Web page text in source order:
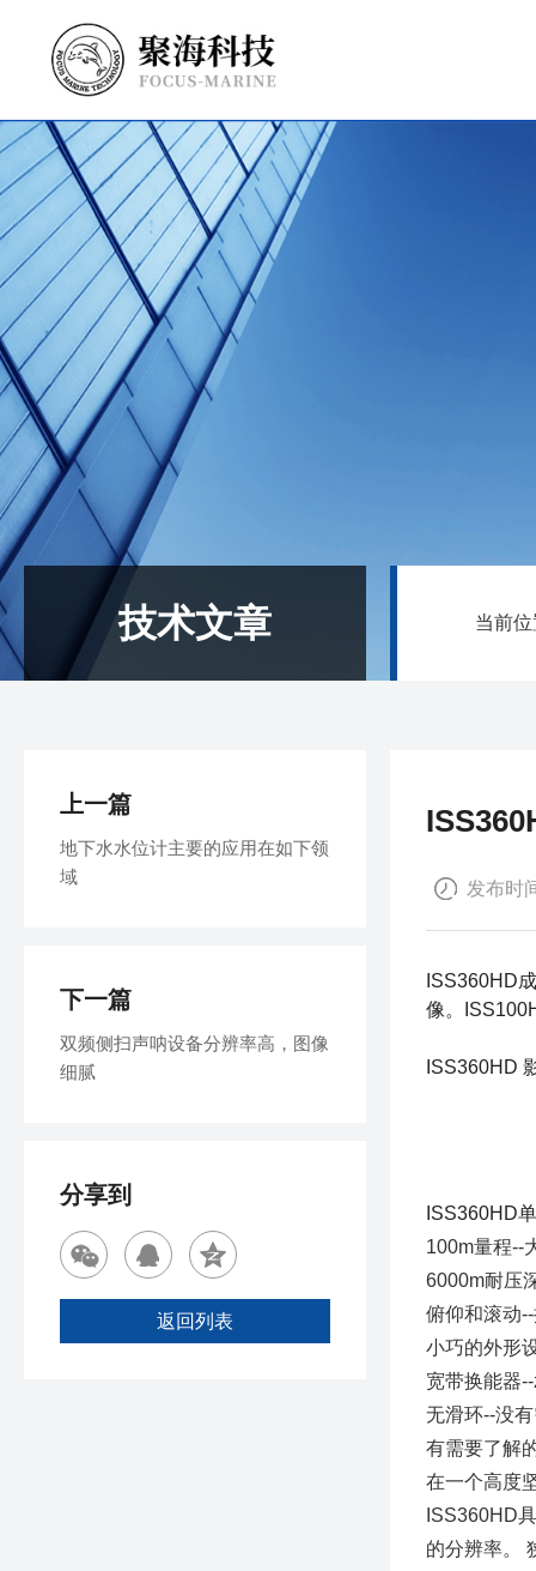
技术文章 当前
发布时
ISS360HD
像。
ISS360HD
ISS360HD
100m量程--
6000m耐压
俯仰和滚动
小巧的外形
宽带换能器
无滑环--没
有需要了解
在一个高度
ISS360HD
的分辨率。
上一篇
地下水水位计主要的应用在如下领
域
下一篇
双频侧扫声呐设备分辨率高，图像
细腻
分享到
返回列表